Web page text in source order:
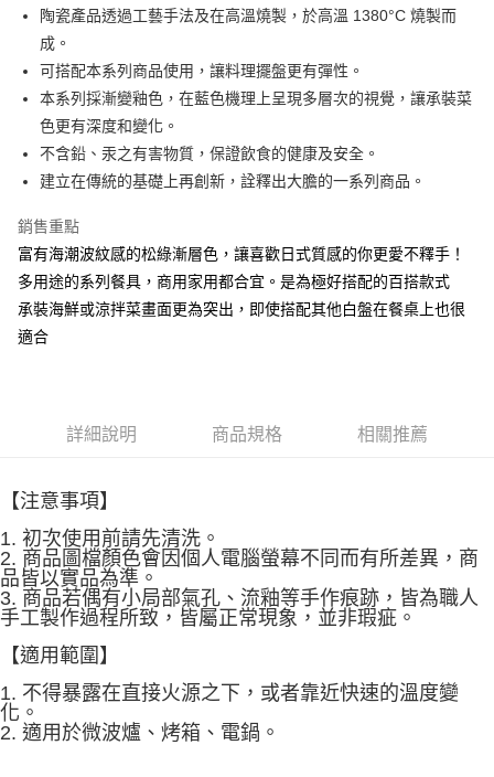
街口支付
悠遊付
AFTEE先享後付
相關說明
【關於「AFTEE先享後付」】
AFTEE先享後付是「在收到商品之後才付款」的支付方式。 讓您購物簡單
便利好安心！
２．便利：只要手機號碼，簡訊認證，即可結帳。
３．安心：先確認商品／服務後，再付款。
【「AFTEE先享後付」結帳流程】
１．於結帳方式選擇「AFTEE先享後付」後，將跳轉至「AFTEE先享後付」
２．訂單成立數日內，您將收到繳費通知簡訊。
購買商品的店家。未經商家同意取消之訂單仍視為有效，需透過AFTEE先享
後付繳納相關費用。
客戶支援中心」
【注意事項】
１．透過由恩沛科技股份有限公司提供之「AFTEE先享後付」服務完成之交
易，需依本服務之必要範圍內提供個人資料，並將交易相關給付款項請求債
權轉讓予恩沛科技股份有限公司。
２．關於個人資料處理事宜，請瀏覽以下網址：
３．未成年的使用者請事先徵得法定代理人或監護人之同意方可使用
「AFTEE先享後付」，若未經同意申辦者引起之損失，本公司不負相關責
任。
４．使用「AFTEE先享後付」時，將依據個別帳號之用戶狀況，依本公司即
時審查核予不同之上限額度；若仍有額度不足之情形，本公司將視審查結果
ATM付款
全家取貨付款
每筆NT$60，滿NT$1,500(含以上)免運費
7-11取貨付款
每筆NT$100，滿NT$1,500(含以上)免運費
陶瓷產品透過工藝手法及在高溫燒製，於高溫 1380°C 燒製而
成。
可搭配本系列商品使用，讓料理擺盤更有彈性。
本系列採漸變釉色，在藍色機理上呈現多層次的視覺，讓承裝菜
色更有深度和變化。
不含鉛、汞之有害物質，保證飲食的健康及安全。
建立在傳統的基礎上再創新，詮釋出大膽的一系列商品。
銷售重點
富有海潮波紋感的松綠漸層色，讓喜歡日式質感的你更愛不釋手！
多用途的系列餐具，商用家用都合宜。是為極好搭配的百搭款式
承裝海鮮或涼拌菜畫面更為突出，即使搭配其他白盤在餐桌上也很
適合
詳細說明 商品規格 相關推薦
【注意事項】
1. 初次使用前請先清洗。
2. 商品圖檔顏色會因個人電腦螢幕不同而有所差異，商
品皆以實品為準。
3. 商品若偶有小局部氣孔、流釉等手作痕跡，皆為職人
手工製作過程所致，皆屬正常現象，並非瑕疵。
【適用範圍】
1. 不得暴露在直接火源之下，或者靠近快速的溫度變
化。
2. 適用於微波爐、烤箱、電鍋。